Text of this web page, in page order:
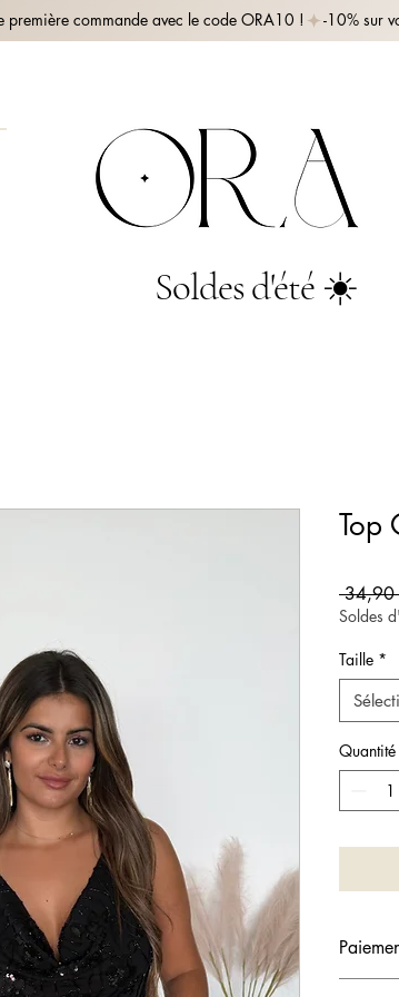
Soldes d'été ☀️
Top
34,90
Soldes
Taille *
Quantité